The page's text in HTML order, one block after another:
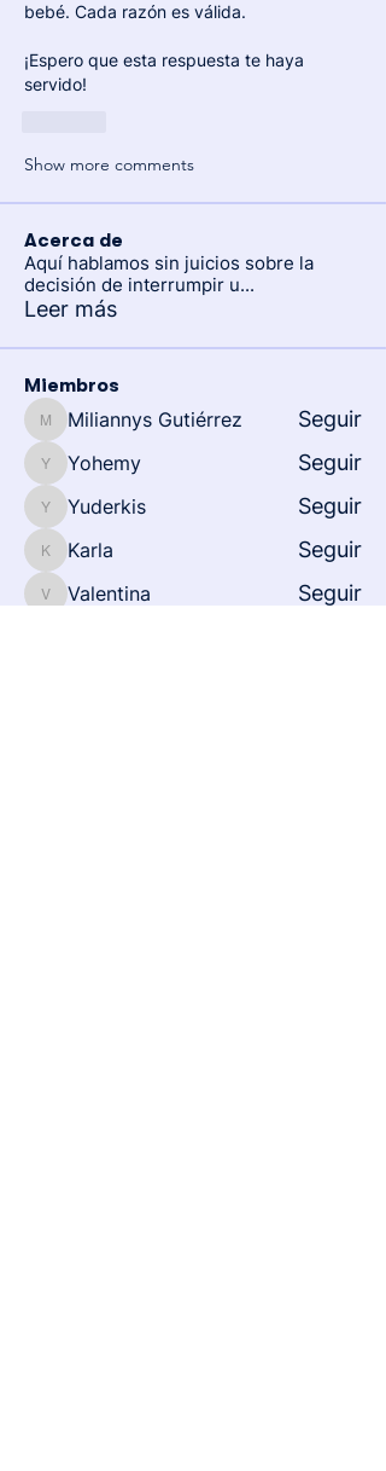
bebé. Cada razón es válida.
¡Espero que esta respuesta te haya
servido!
Show more comments
Acerca de
Aquí hablamos sin juicios sobre la
decisión de interrumpir u...
Leer más
Miembros
Miliannys Gutiérrez
Miliannys Gutiérrez Seguir
YohemyYohemy Seguir
Yuderkis
Yuderkis Seguir
KarlaKarla Seguir
Valentina
Valentina
Seguir